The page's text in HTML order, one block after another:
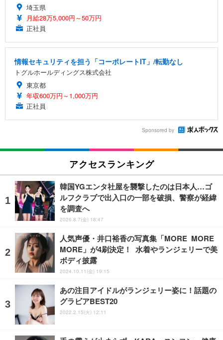
埼玉県
月給28万5,000円～50万円
正社員
情報セキュリティを担う「コーポレートIT」/転勤なし
トグルホールディングス株式会社
東京都
年収600万円～1,000万円
正社員
Sponsored by
アクセスランキング
韓国YGエンタ社屋を襲撃したのは日本人…ゴ
ルフクラブで出入口の一部を破損、警察が経緯
を調査へ
2026.8.7(金) 18:47
人気声優・井口裕香の写真集「MORE MORE
MORE」が4刷決定！ 水着やランジェリーで美
ボディ披露
2024.10.11(金) 19:15
あの注目アイドルがランジェリー姿に！話題の
グラビアBEST20
2022.2.15(火) 12:11